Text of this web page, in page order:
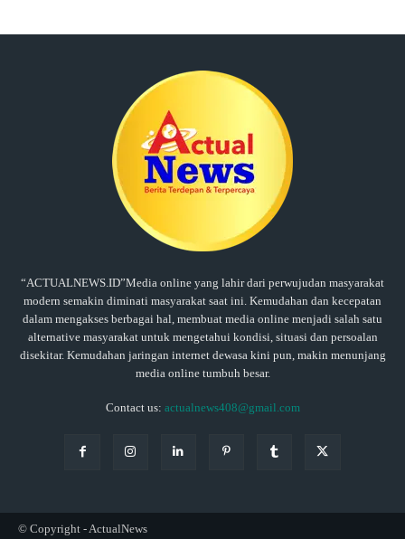
“ACTUALNEWS.ID”Media online yang lahir dari perwujudan masyarakat
modern semakin diminati masyarakat saat ini. Kemudahan dan kecepatan
dalam mengakses berbagai hal, membuat media online menjadi salah satu
alternative masyarakat untuk mengetahui kondisi, situasi dan persoalan
disekitar. Kemudahan jaringan internet dewasa kini pun, makin menunjang
media online tumbuh besar.
Contact us: actualnews408@gmail.com
© Copyright - ActualNews